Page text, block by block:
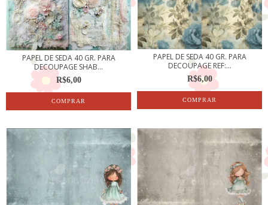
PAPEL DE SEDA 40 GR. PARA
DECOUPAGE SHAB...
R$6,00
PAPEL DE SEDA 40 GR. PARA
DECOUPAGE REF:...
R$6,00